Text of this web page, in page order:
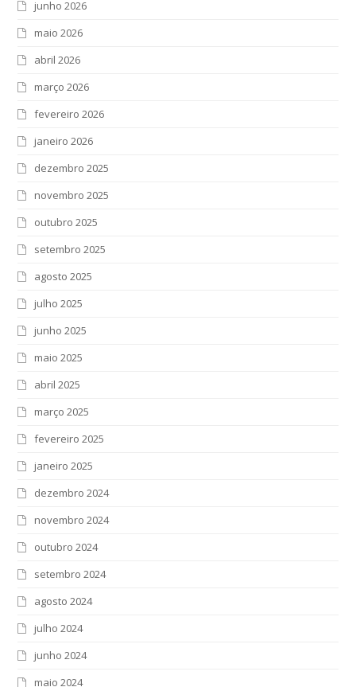
junho 2026
maio 2026
abril 2026
março 2026
fevereiro 2026
janeiro 2026
dezembro 2025
novembro 2025
outubro 2025
setembro 2025
agosto 2025
julho 2025
junho 2025
maio 2025
abril 2025
março 2025
fevereiro 2025
janeiro 2025
dezembro 2024
novembro 2024
outubro 2024
setembro 2024
agosto 2024
julho 2024
junho 2024
maio 2024